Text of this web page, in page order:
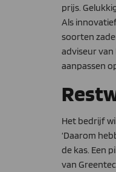
prijs.
Als
soorten
adviseur van
aanpassen
Het bedrijf
‘Daarom
de kas. Een
van